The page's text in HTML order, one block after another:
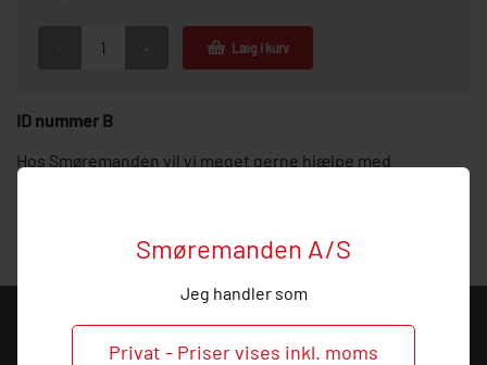
Smøremanden A/S
Jeg handler som
Privat - Priser vises inkl. moms
Læg i kurv
ID nummer B
Hos Smøremanden vil vi meget gerne hjælpe med
KONTAKT